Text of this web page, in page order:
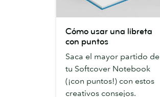
usar
una
libreta
con
puntos
Cómo usar una libreta
con puntos
Saca el mayor partido de
tu Softcover Notebook
(¡con puntos!) con estos
creativos consejos.